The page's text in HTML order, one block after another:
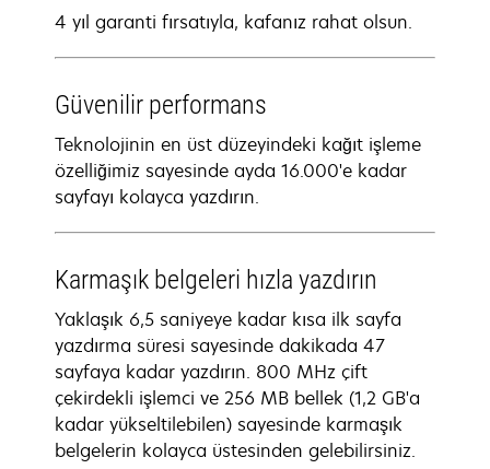
4 yıl garanti fırsatıyla, kafanız rahat olsun.
Güvenilir performans
Teknolojinin en üst düzeyindeki kağıt işleme
özelliğimiz sayesinde ayda 16.000'e kadar
sayfayı kolayca yazdırın.
Karmaşık belgeleri hızla yazdırın
Yaklaşık 6,5 saniyeye kadar kısa ilk sayfa
yazdırma süresi sayesinde dakikada 47
sayfaya kadar yazdırın. 800 MHz çift
çekirdekli işlemci ve 256 MB bellek (1,2 GB'a
kadar yükseltilebilen) sayesinde karmaşık
belgelerin kolayca üstesinden gelebilirsiniz.